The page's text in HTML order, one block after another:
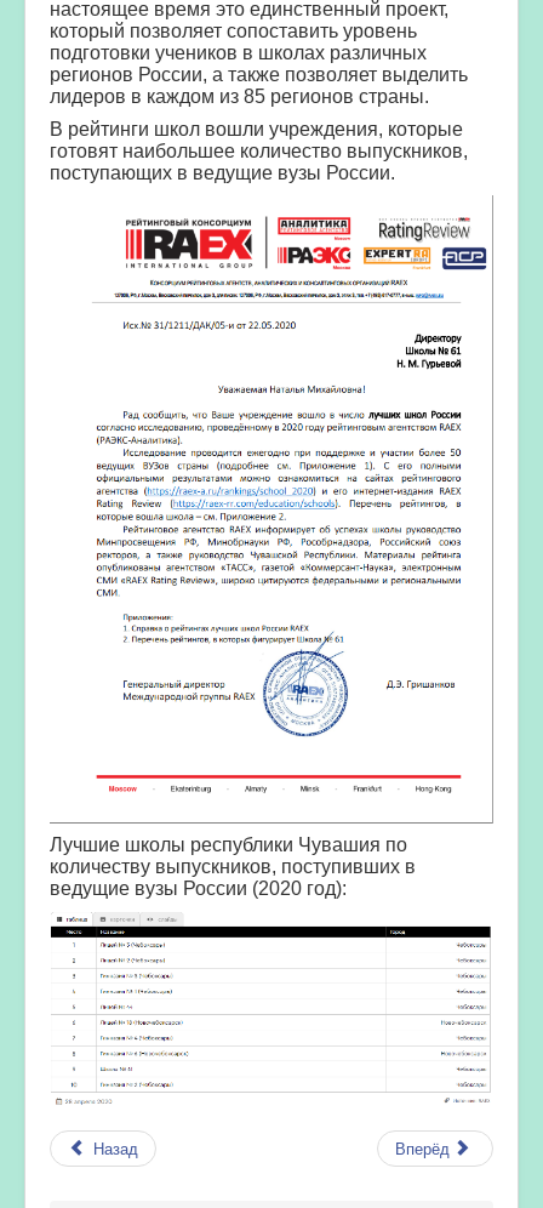
настоящее время это единственный проект,
который позволяет сопоставить уровень
подготовки учеников в школах различных
регионов России, а также позволяет выделить
лидеров в каждом из 85 регионов страны.
В рейтинги школ вошли учреждения, которые
готовят наибольшее количество выпускников,
поступающих в ведущие вузы России.
Лучшие школы республики Чувашия по
количеству выпускников, поступивших в
ведущие вузы России (2020 год):
Назад Вперёд